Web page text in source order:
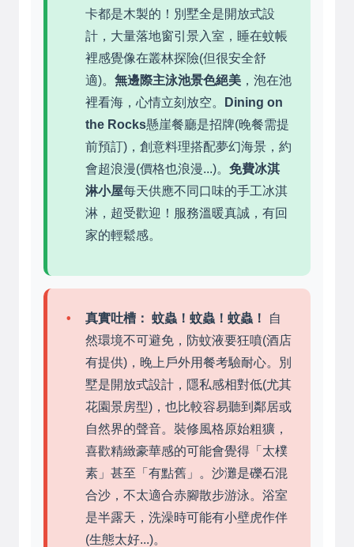
卡都是木製的！別墅全是開放式設
計，大量落地窗引景入室，睡在蚊帳
裡感覺像在叢林探險(但很安全舒
適)。 無邊際主泳池景色絕美 ，泡在池
裡看海，心情立刻放空。
Dining on
the Rocks懸崖餐廳是招牌(晚餐需提
前預訂)，創意料理搭配夢幻海景，約
會超浪漫(價格也浪漫...)。 免費冰淇
淋小屋每天供應不同口味的手工冰淇
淋，超受歡迎！服務溫暖真誠，有回
家的輕鬆感。
真實吐槽： 蚊蟲！蚊蟲！蚊蟲！
自
然環境不可避免，防蚊液要狂噴(酒店
有提供)，晚上戶外用餐考驗耐心。別
墅是開放式設計，隱私感相對低(尤其
花園景房型)，也比較容易聽到鄰居或
自然界的聲音。裝修風格原始粗獷，
喜歡精緻豪華感的可能會覺得「太樸
素」甚至「有點舊」。沙灘是礫石混
合沙，不太適合赤腳散步游泳。浴室
是半露天，洗澡時可能有小壁虎作伴
(生態太好...)。